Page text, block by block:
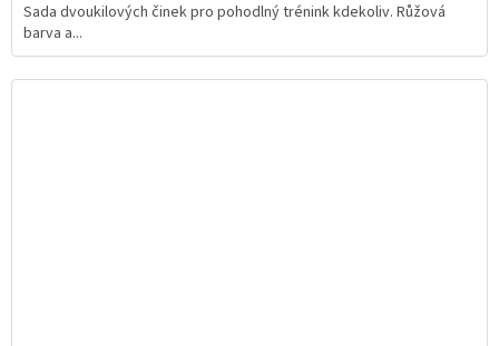
z
5
hvězdiček.
Sada dvoukilových činek pro pohodlný trénink kdekoliv. Růžová
barva a...